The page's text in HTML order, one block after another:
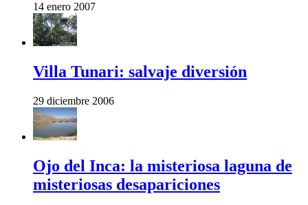
14 enero 2007
Villa Tunari: salvaje diversión
29 diciembre 2006
Ojo del Inca: la misteriosa laguna de
misteriosas desapariciones